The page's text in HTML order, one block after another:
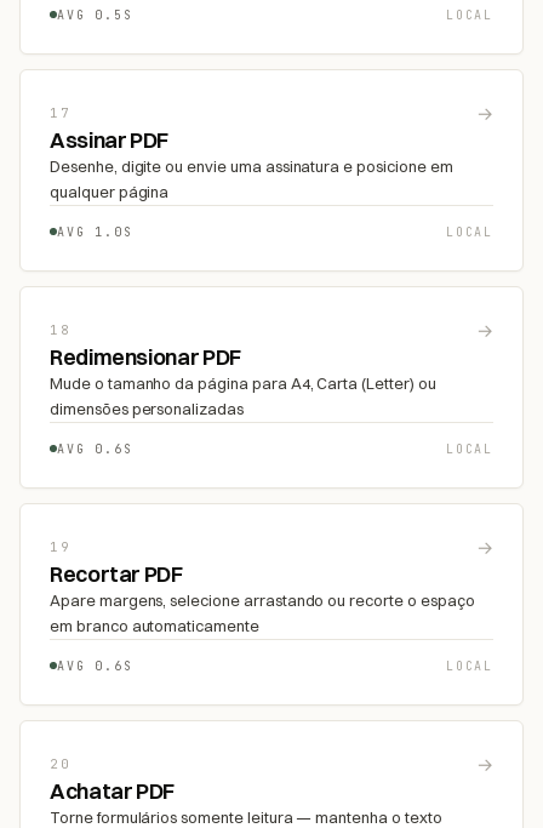
AVG 0.5S LOCAL
17 →
Assinar PDF
Desenhe, digite ou envie uma assinatura e posicione em
qualquer página
AVG 1.0S LOCAL
18 →
Redimensionar PDF
Mude o tamanho da página para A4, Carta (Letter) ou
dimensões personalizadas
AVG 0.6S LOCAL
19 →
Recortar PDF
Apare margens, selecione arrastando ou recorte o espaço
em branco automaticamente
AVG 0.6S LOCAL
20 →
Achatar PDF
Torne formulários somente leitura — mantenha o texto